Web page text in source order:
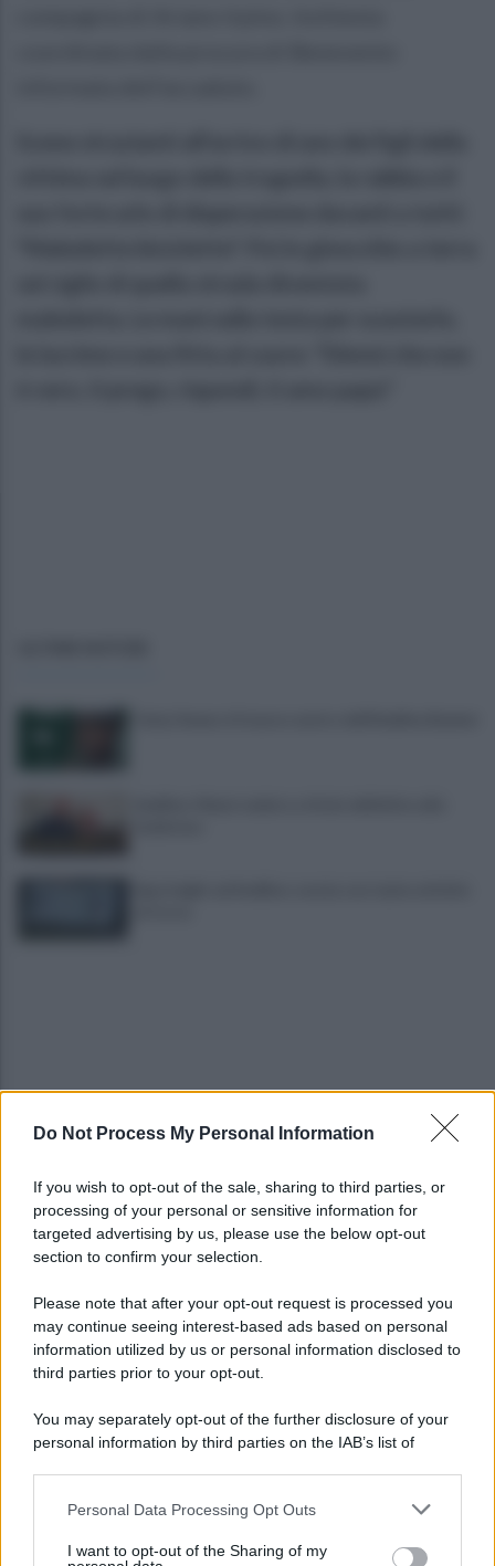
Do Not Process My Personal Information
If you wish to opt-out of the sale, sharing to third parties, or
processing of your personal or sensitive information for
targeted advertising by us, please use the below opt-out
section to confirm your selection.
Please note that after your opt-out request is processed you
may continue seeing interest-based ads based on personal
information utilized by us or personal information disclosed to
third parties prior to your opt-out.
You may separately opt-out of the further disclosure of your
personal information by third parties on the IAB’s list of
This information may also be disclosed by us to third parties
disclose it to other third parties.
Personal Data Processing Opt Outs
I want to opt-out of the Sharing of my
Candida, accoltellò un 39enne: condanna a sei
Avellino, trovato morto in casa, è giallo: nuove
perizie della Polizia